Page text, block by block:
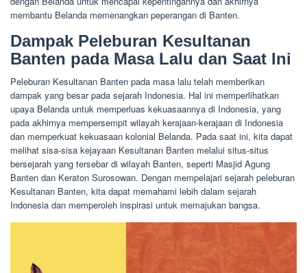
membantu Belanda memenangkan peperangan di Banten.
Dampak Peleburan Kesultanan
Banten pada Masa Lalu dan Saat Ini
Peleburan Kesultanan Banten pada masa lalu telah memberikan
dampak yang besar pada sejarah Indonesia. Hal ini memperlihatkan
upaya Belanda untuk memperluas kekuasaannya di Indonesia, yang
pada akhirnya mempersempit wilayah kerajaan-kerajaan di Indonesia
dan memperkuat kekuasaan kolonial Belanda. Pada saat ini, kita dapat
melihat sisa-sisa kejayaan Kesultanan Banten melalui situs-situs
bersejarah yang tersebar di wilayah Banten, seperti Masjid Agung
Banten dan Keraton Surosowan. Dengan mempelajari sejarah peleburan
Kesultanan Banten, kita dapat memahami lebih dalam sejarah
Indonesia dan memperoleh inspirasi untuk memajukan bangsa.